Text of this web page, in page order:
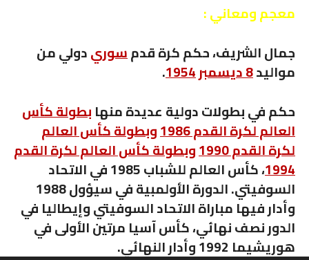
معجم ومعاني :
جمال الشريف، حكم كرة قدمسوريدولي من
مواليد8 ديسمبر 1954
.
حكم في بطولات دولية عديدة منهابطولة كأس
العالم لكرة القدم 1986 وبطولة كأس العالم
لكرة القدم 1990 وبطولة كأس العالم لكرة القدم
1994 ، كأس العالم للشباب 1985 في الاتحاد
السوفيتي. الدورة الأولمبية في سيؤول 1988
وأدار فيها مباراة الاتحاد السوفيتي وإيطاليا في
الدور نصف نهائي، كأس آسيا مرتين الأولى في
هوريشيما 1992 وأدار النهائي.